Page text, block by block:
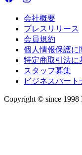
会社概要
プレスリリース
会員規約
個人情報保護に
特定商取引法に
スタッフ募集
ビジネスパート
Copyright © since